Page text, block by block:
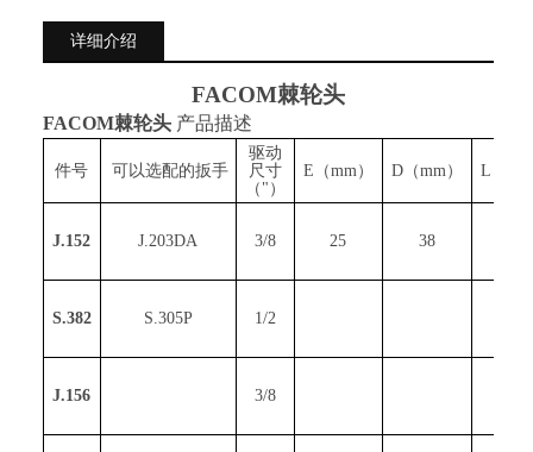
详细介绍
FACOM棘轮头
FACOM棘轮头 产品描述
件号 可以选配的扳手
驱动
尺寸
（"）
E（mm） D（mm） L（
J.152 J.203DA 3/8 25 38
S.382 S.305P 1/2
J.156 3/8